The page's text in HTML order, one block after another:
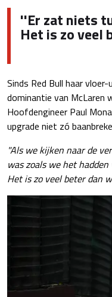
''Er zat niets
Het is zo veel
Sinds Red Bull haar
dominantie van McLaren
Hoofdengineer Paul
upgrade niet zó
"Als we kijken naar de
was zoals we het
Het is zo veel beter dan